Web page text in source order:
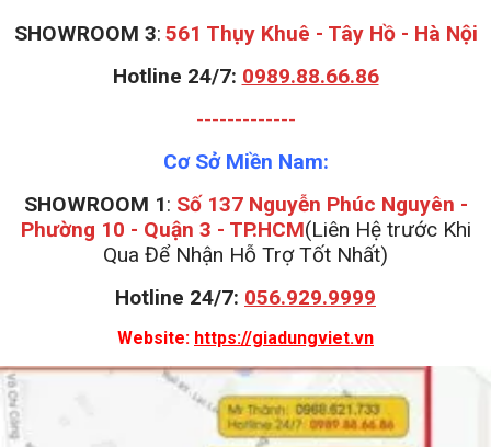
SHOWROOM 3: 561 Thụy Khuê - Tây Hồ - Hà Nội
Hotline 24/7: 0989.88.66.86
-------------
Cơ Sở Miền Nam:
SHOWROOM 1: Số 137 Nguyễn Phúc Nguyên -
Phường 10 - Quận 3 - TP.HCM(Liên Hệ trước Khi
Qua Để Nhận Hỗ Trợ Tốt Nhất)
Hotline 24/7: 056.929.9999
Website: https://giadungviet.vn